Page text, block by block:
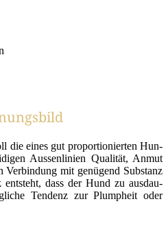
die eines gut pro­por­tio­nier­ten Hun­
Aus­sen­li­ni­en Qua­li­tät, Anmut
mit genü­gend Sub­stanz
dass der Hund zu aus­dau­
Ten­denz zur Plump­heit oder